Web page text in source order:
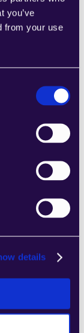
you’ve
from your use
details